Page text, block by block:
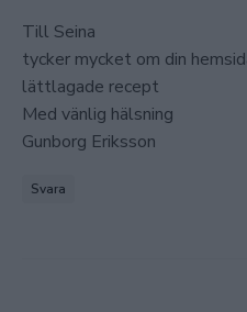
Till Seina
tycker mycket om din
lättlagade recept
Med vänlig hälsning
Gunborg Eriksson
Svara